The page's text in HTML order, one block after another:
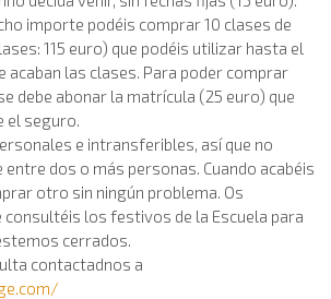
importe podéis comprar 10 clases de
115 euro) que podéis utilizar hasta el
acaban las clases. Para poder comprar
debe abonar la matrícula (25 euro) que
el seguro.
e intransferibles, así que no
dos o más personas. Cuando acabéis
otro sin ningún problema. Os
consultéis los festivos de la Escuela para
cerrados.
contactadnos a
/